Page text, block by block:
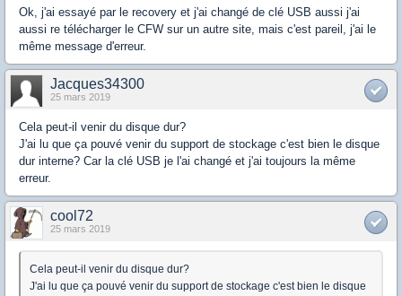
Ok, j'ai essayé par le recovery et j'ai changé de clé USB aussi j'ai
aussi re télécharger le CFW sur un autre site, mais c'est pareil, j'ai le
même message d'erreur.
Jacques34300
25 mars 2019
Cela peut-il venir du disque dur?
J'ai lu que ça pouvé venir du support de stockage c'est bien le disque
dur interne? Car la clé USB je l'ai changé et j'ai toujours la même
erreur.
cool72
25 mars 2019
Cela peut-il venir du disque dur?
J'ai lu que ça pouvé venir du support de stockage c'est bien le disque